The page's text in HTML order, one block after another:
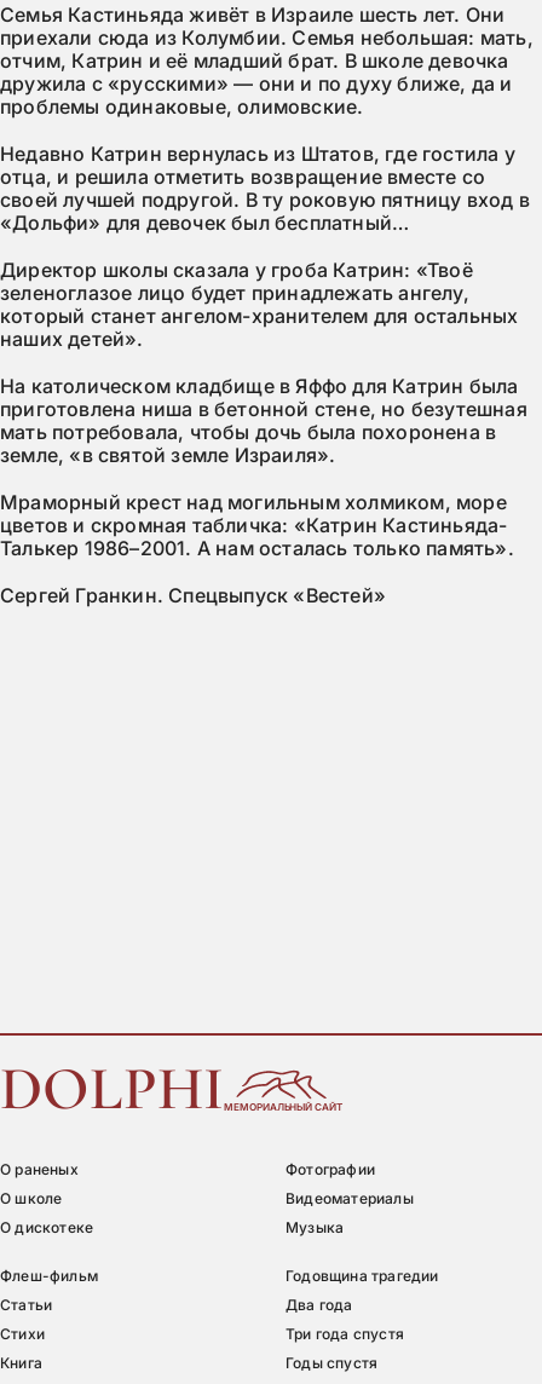
Семья Кастиньяда живёт в Израиле шесть лет. Они
приехали сюда из Колумбии. Семья небольшая: мать,
отчим, Катрин и её младший брат. В школе девочка
дружила с «русскими» — они и по духу ближе, да и
проблемы одинаковые, олимовские.
Недавно Катрин вернулась из Штатов, где гостила у
отца, и решила отметить возвращение вместе со
своей лучшей подругой. В ту роковую пятницу вход в
«Дольфи» для девочек был бесплатный…
Директор школы сказала у гроба Катрин: «Твоё
зеленоглазое лицо будет принадлежать ангелу,
который станет ангелом-хранителем для остальных
наших детей».
На католическом кладбище в Яффо для Катрин была
приготовлена ниша в бетонной стене, но безутешная
мать потребовала, чтобы дочь была похоронена в
земле, «в святой земле Израиля».
Мраморный крест над могильным холмиком, море
цветов и скромная табличка: «Катрин Кастиньяда-
Талькер 1986–2001. А нам осталась только память».
Сергей Гранкин. Спецвыпуск «Вестей»
DOLPHIМЕМОРИАЛЬНЫЙ САЙТ
О раненых
О школе
О дискотеке
Фотографии
Видеоматериалы
Музыка
Флеш-фильм
Статьи
Стихи
Книга
Годовщина трагедии
Два года
Три года спустя
Годы спустя